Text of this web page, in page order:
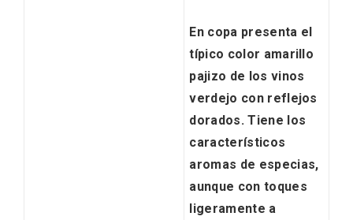
En copa presenta el
típico color amarillo
pajizo de los vinos
verdejo con reflejos
dorados. Tiene los
característicos
aromas de especias,
aunque con toques
ligeramente a
IGP Morcilla de Burgos triunfó en el